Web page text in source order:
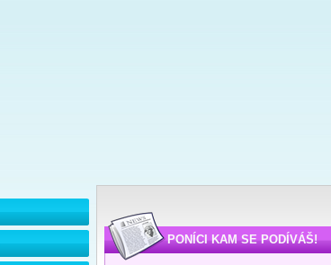
PONÍCI KAM SE PODÍVÁŠ!